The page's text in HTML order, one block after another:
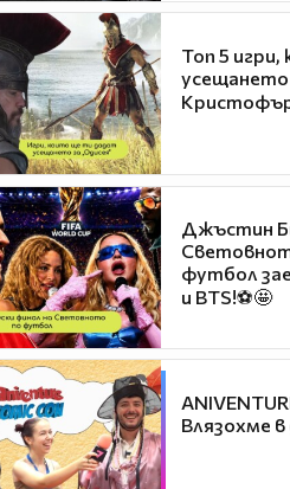
Топ 5
усещането
Джъстин
футбол
и BTS!⚽🤩
Влязохме